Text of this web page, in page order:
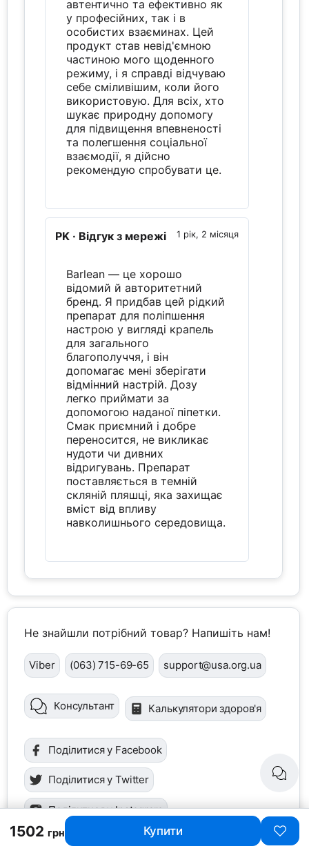
1502 грн Купити
автентично та ефективно як
у професійних, так і в
особистих взаєминах. Цей
продукт став невід'ємною
частиною мого щоденного
режиму, і я справді відчуваю
себе сміливішим, коли його
використовую. Для всіх, хто
шукає природну допомогу
для підвищення впевненості
та полегшення соціальної
взаємодії, я дійсно
рекомендую спробувати це.
1 рік, 2 місяця
PK · Відгук з мережі
Barlean — це хорошо
відомий й авторитетний
бренд. Я придбав цей рідкий
препарат для поліпшення
настрою у вигляді крапель
для загального
благополуччя, і він
допомагає мені зберігати
відмінний настрій. Дозу
легко приймати за
допомогою наданої піпетки.
Смак приємний і добре
переносится, не викликає
нудоти чи дивних
відригувань. Препарат
поставляється в темній
скляній пляшці, яка захищає
вміст від впливу
навколишнього середовища.
Не знайшли потрібний товар? Напишіть нам!
Viber (063) 715-69-65 support@usa.org.ua
Консультант Калькулятори здоров'я
Поділитися у Facebook
Поділитися у Twitter
Поділитися у Instagram